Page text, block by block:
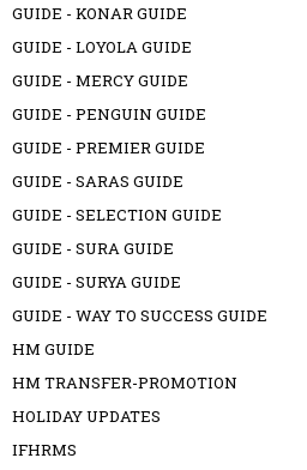
GUIDE - KONAR GUIDE
GUIDE - LOYOLA GUIDE
GUIDE - MERCY GUIDE
GUIDE - PENGUIN GUIDE
GUIDE - PREMIER GUIDE
GUIDE - SARAS GUIDE
GUIDE - SELECTION GUIDE
GUIDE - SURA GUIDE
GUIDE - SURYA GUIDE
GUIDE - WAY TO SUCCESS GUIDE
HM GUIDE
HM TRANSFER-PROMOTION
HOLIDAY UPDATES
IFHRMS